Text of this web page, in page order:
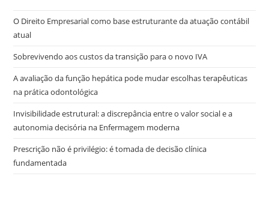
O Direito Empresarial como base estruturante da atuação contábil
atual
Sobrevivendo aos custos da transição para o novo IVA
A avaliação da função hepática pode mudar escolhas terapêuticas
na prática odontológica
Invisibilidade estrutural: a discrepância entre o valor social e a
autonomia decisória na Enfermagem moderna
Prescrição não é privilégio: é tomada de decisão clínica
fundamentada